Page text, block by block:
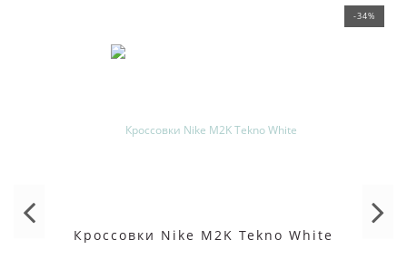
-34%
Кроссовки Nike M2K Tekno White